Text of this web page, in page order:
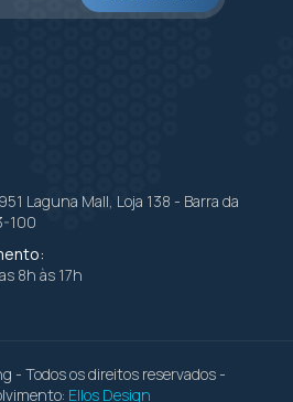
Laguna Mall, Loja 138 - Barra da
100
8h às 17h
- Todos os direitos reservados -
Ellos Design